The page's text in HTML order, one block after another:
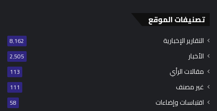
تصنيفات الموقع
التقارير الإخبارية 8٬162
الأخبار 2٬505
مقالات الرأي 113
غير مصنف 111
اقتباسات وإضاءات 58